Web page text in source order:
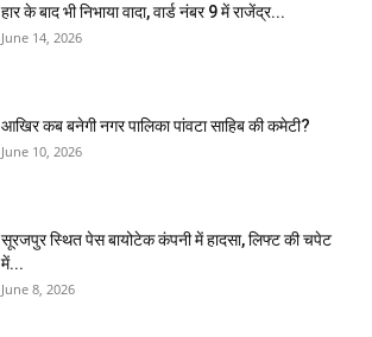
हार के बाद भी निभाया वादा, वार्ड नंबर 9 में राजेंद्र...
June 14, 2026
आखिर कब बनेगी नगर पालिका पांवटा साहिब की कमेटी?
June 10, 2026
सूरजपुर स्थित पेस बायोटेक कंपनी में हादसा, लिफ्ट की चपेट
में...
June 8, 2026